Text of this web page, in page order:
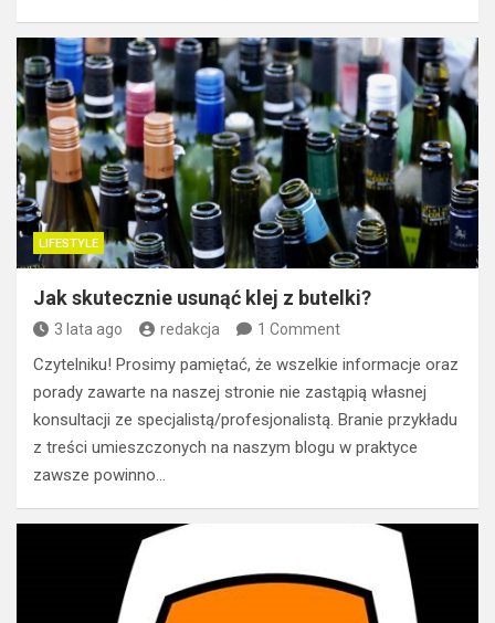
LIFESTYLE
Jak skutecznie usunąć klej z butelki?
3 lata ago redakcja 1 Comment
Czytelniku! Prosimy pamiętać, że wszelkie informacje oraz
porady zawarte na naszej stronie nie zastąpią własnej
konsultacji ze specjalistą/profesjonalistą. Branie przykładu
z treści umieszczonych na naszym blogu w praktyce
zawsze powinno…